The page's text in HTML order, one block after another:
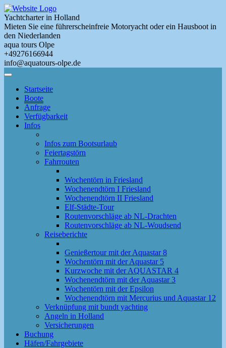
Skip
to
main
content
Yachtcharter in Holland
Mieten Sie eine führerscheinfreie Motoryacht oder ein Hausboot in
den Niederlanden
aqua tours Olpe
+49276166944
info@aquatours-olpe.de
Toggle
Startseite
Boote
Anfrage
Verfügbarkeit
Infos
Infos zum Bootsurlaub
Feiertagstörn
Fahrrouten
Wochentörn in Friesland
Wochenendtörn I Friesland
Wochenendtörn II Friesland
Elf-Städte-Tour
Routenvorschläge ab NL-Drachten
Routenvorschläge ab NL-Woudsend
Reiseberichte
Genießertour mit der Aquastar 8
Wochentörn mit der Aquastar 5
Kurzwoche mit der AQUASTAR 4
Wochenendtörn mit der Aquastar 3
Wochentörn mit der Epsilon
Wochenendtörn mit Mercurius und Aquastar 12
Verknüpfung mit bundt yachting
Angeln in Holland
Versicherungen
Buchung
Häfen/Fahrgebiete